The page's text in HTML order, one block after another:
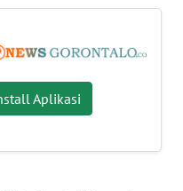
Aplikasi